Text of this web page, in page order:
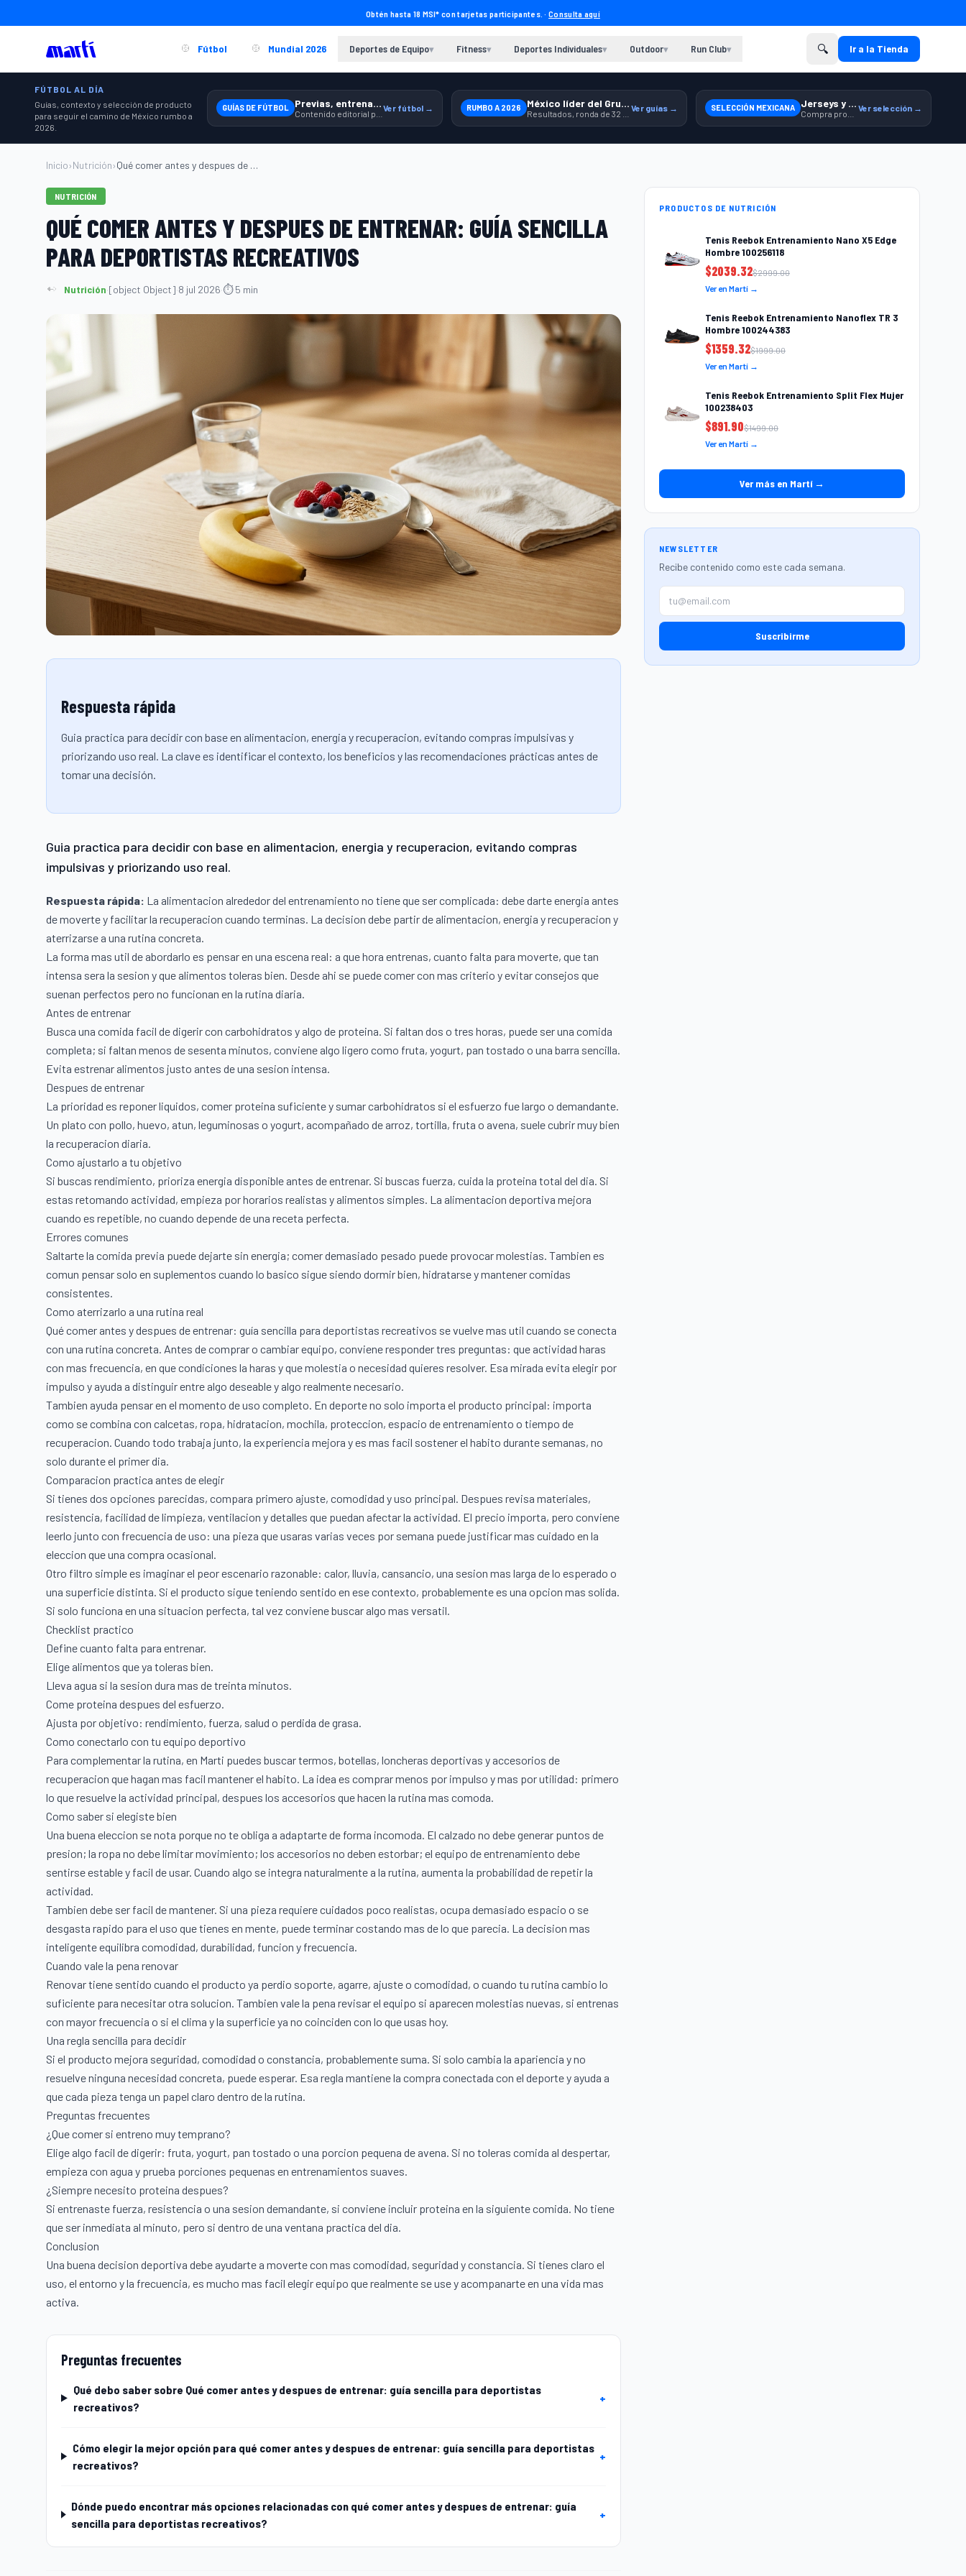
Obtén hasta 18 MSI* con tarjetas participantes. ·Consulta aquí
Fútbol Mundial 2026 Deportes de Equipo▾ Fitness▾ Deportes Individuales▾ Outdoor▾ Run Club▾ 🔍 Ir a la Tienda
FÚTBOL AL DÍA
Guías, contexto y selección de producto
para seguir el camino de México rumbo a
2026.
GUÍAS DE FÚTBOL Previas, entrenamiento y producto Ver fútbol → RUMBO A 2026 México líder del Grupo A Ver guías → SELECCIÓN MEXICANA Jerseys y equipamiento relacionado Ver selección →
Inicio›Nutrición› Qué comer antes y despues de entrenar: g...
NUTRICIÓN
QUÉ COMER ANTES Y DESPUES DE ENTRENAR: GUÍA SENCILLA
PARA DEPORTISTAS RECREATIVOS
Nutrición·[object Object]·8 jul 2026·⏱ 5 min
Respuesta rápida
Guia practica para decidir con base en alimentacion, energia y recuperacion, evitando compras impulsivas y
priorizando uso real. La clave es identificar el contexto, los beneficios y las recomendaciones prácticas antes de
tomar una decisión.
Guia practica para decidir con base en alimentacion, energia y recuperacion, evitando compras
impulsivas y priorizando uso real.
Respuesta rápida: La alimentacion alrededor del entrenamiento no tiene que ser complicada: debe darte energia antes
de moverte y facilitar la recuperacion cuando terminas. La decision debe partir de alimentacion, energia y recuperacion y
aterrizarse a una rutina concreta.
La forma mas util de abordarlo es pensar en una escena real: a que hora entrenas, cuanto falta para moverte, que tan
intensa sera la sesion y que alimentos toleras bien. Desde ahi se puede comer con mas criterio y evitar consejos que
suenan perfectos pero no funcionan en la rutina diaria.
Antes de entrenar
Busca una comida facil de digerir con carbohidratos y algo de proteina. Si faltan dos o tres horas, puede ser una comida
completa; si faltan menos de sesenta minutos, conviene algo ligero como fruta, yogurt, pan tostado o una barra sencilla.
Evita estrenar alimentos justo antes de una sesion intensa.
Despues de entrenar
La prioridad es reponer liquidos, comer proteina suficiente y sumar carbohidratos si el esfuerzo fue largo o demandante.
Un plato con pollo, huevo, atun, leguminosas o yogurt, acompañado de arroz, tortilla, fruta o avena, suele cubrir muy bien
la recuperacion diaria.
Como ajustarlo a tu objetivo
Si buscas rendimiento, prioriza energia disponible antes de entrenar. Si buscas fuerza, cuida la proteina total del dia. Si
estas retomando actividad, empieza por horarios realistas y alimentos simples. La alimentacion deportiva mejora
cuando es repetible, no cuando depende de una receta perfecta.
Errores comunes
Saltarte la comida previa puede dejarte sin energia; comer demasiado pesado puede provocar molestias. Tambien es
comun pensar solo en suplementos cuando lo basico sigue siendo dormir bien, hidratarse y mantener comidas
consistentes.
Como aterrizarlo a una rutina real
Qué comer antes y despues de entrenar: guía sencilla para deportistas recreativos se vuelve mas util cuando se conecta
con una rutina concreta. Antes de comprar o cambiar equipo, conviene responder tres preguntas: que actividad haras
con mas frecuencia, en que condiciones la haras y que molestia o necesidad quieres resolver. Esa mirada evita elegir por
impulso y ayuda a distinguir entre algo deseable y algo realmente necesario.
Tambien ayuda pensar en el momento de uso completo. En deporte no solo importa el producto principal: importa
como se combina con calcetas, ropa, hidratacion, mochila, proteccion, espacio de entrenamiento o tiempo de
recuperacion. Cuando todo trabaja junto, la experiencia mejora y es mas facil sostener el habito durante semanas, no
solo durante el primer dia.
Comparacion practica antes de elegir
Si tienes dos opciones parecidas, compara primero ajuste, comodidad y uso principal. Despues revisa materiales,
resistencia, facilidad de limpieza, ventilacion y detalles que puedan afectar la actividad. El precio importa, pero conviene
leerlo junto con frecuencia de uso: una pieza que usaras varias veces por semana puede justificar mas cuidado en la
eleccion que una compra ocasional.
Otro filtro simple es imaginar el peor escenario razonable: calor, lluvia, cansancio, una sesion mas larga de lo esperado o
una superficie distinta. Si el producto sigue teniendo sentido en ese contexto, probablemente es una opcion mas solida.
Si solo funciona en una situacion perfecta, tal vez conviene buscar algo mas versatil.
Checklist practico
Define cuanto falta para entrenar.
Elige alimentos que ya toleras bien.
Lleva agua si la sesion dura mas de treinta minutos.
Come proteina despues del esfuerzo.
Ajusta por objetivo: rendimiento, fuerza, salud o perdida de grasa.
Como conectarlo con tu equipo deportivo
Para complementar la rutina, en Marti puedes buscar termos, botellas, loncheras deportivas y accesorios de
recuperacion que hagan mas facil mantener el habito. La idea es comprar menos por impulso y mas por utilidad: primero
lo que resuelve la actividad principal, despues los accesorios que hacen la rutina mas comoda.
Como saber si elegiste bien
Una buena eleccion se nota porque no te obliga a adaptarte de forma incomoda. El calzado no debe generar puntos de
presion; la ropa no debe limitar movimiento; los accesorios no deben estorbar; el equipo de entrenamiento debe
sentirse estable y facil de usar. Cuando algo se integra naturalmente a la rutina, aumenta la probabilidad de repetir la
actividad.
Tambien debe ser facil de mantener. Si una pieza requiere cuidados poco realistas, ocupa demasiado espacio o se
desgasta rapido para el uso que tienes en mente, puede terminar costando mas de lo que parecia. La decision mas
inteligente equilibra comodidad, durabilidad, funcion y frecuencia.
Cuando vale la pena renovar
Renovar tiene sentido cuando el producto ya perdio soporte, agarre, ajuste o comodidad, o cuando tu rutina cambio lo
suficiente para necesitar otra solucion. Tambien vale la pena revisar el equipo si aparecen molestias nuevas, si entrenas
con mayor frecuencia o si el clima y la superficie ya no coinciden con lo que usas hoy.
Una regla sencilla para decidir
Si el producto mejora seguridad, comodidad o constancia, probablemente suma. Si solo cambia la apariencia y no
resuelve ninguna necesidad concreta, puede esperar. Esa regla mantiene la compra conectada con el deporte y ayuda a
que cada pieza tenga un papel claro dentro de la rutina.
Preguntas frecuentes
¿Que comer si entreno muy temprano?
Elige algo facil de digerir: fruta, yogurt, pan tostado o una porcion pequena de avena. Si no toleras comida al despertar,
empieza con agua y prueba porciones pequenas en entrenamientos suaves.
¿Siempre necesito proteina despues?
Si entrenaste fuerza, resistencia o una sesion demandante, si conviene incluir proteina en la siguiente comida. No tiene
que ser inmediata al minuto, pero si dentro de una ventana practica del dia.
Conclusion
Una buena decision deportiva debe ayudarte a moverte con mas comodidad, seguridad y constancia. Si tienes claro el
uso, el entorno y la frecuencia, es mucho mas facil elegir equipo que realmente se use y acompanarte en una vida mas
activa.
Preguntas frecuentes
Qué debo saber sobre Qué comer antes y despues de entrenar: guía sencilla para deportistas
recreativos?
+
Cómo elegir la mejor opción para qué comer antes y despues de entrenar: guía sencilla para deportistas
recreativos?
+
Dónde puedo encontrar más opciones relacionadas con qué comer antes y despues de entrenar: guía
sencilla para deportistas recreativos?
+
PRODUCTOS DE NUTRICIÓN
Tenis Reebok Entrenamiento Nano X5 Edge
Hombre 100256118
$2039.32$2999.00
Ver en Martí →
Tenis Reebok Entrenamiento Nanoflex TR 3
Hombre 100244383
$1359.32$1999.00
Ver en Martí →
Tenis Reebok Entrenamiento Split Flex Mujer
100238403
$891.90$1499.00
Ver en Martí →
Ver más en Martí →
NEWSLETTER
Recibe contenido como este cada semana.
Suscribirme